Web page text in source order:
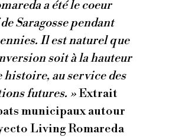
a été le coeur
Saragosse pendant
Il est naturel que
soit à la hauteur
histoire, au service des
futures. »Extrait
municipaux autour
Living Romareda